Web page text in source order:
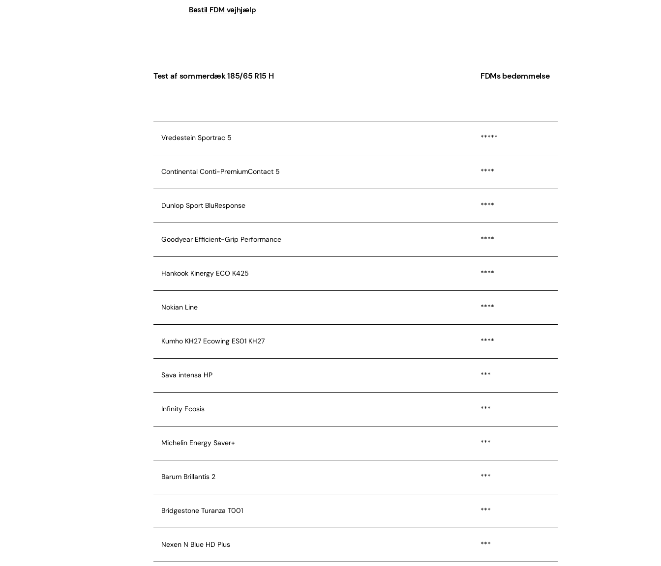
Bestil FDM vejhjælp
Test af sommerdæk 185/65 R15 H FDMs bedømmelse
Vredestein Sportrac 5 *****
Continental Conti-PremiumContact 5 ****
Dunlop Sport BluResponse ****
Goodyear Efficient-Grip Performance ****
Hankook Kinergy ECO K425 ****
Nokian Line ****
Kumho KH27 Ecowing ES01 KH27 ****
Sava intensa HP ***
Infinity Ecosis ***
Michelin Energy Saver+ ***
Barum Brillantis 2 ***
Bridgestone Turanza T001 ***
Nexen N Blue HD Plus ***